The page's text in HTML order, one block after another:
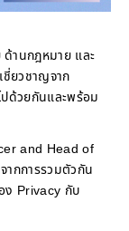
านกฎหมาย และ
ชี่ยวชาญจาก
ด้วยกันและพร้อม
and Head of
ากการรวมตัวกัน
ง Privacy กับ